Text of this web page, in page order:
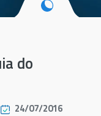
do
24/07/2016